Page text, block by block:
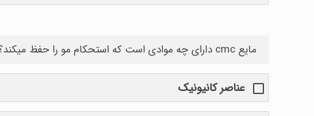
مایع cmc دارای چه موادی است که استحکام مو را حفظ میکند؟
عناصر کانیونیک